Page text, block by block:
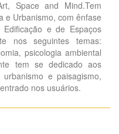
Space and Mind.Tem
e Urbanismo, com ênfase
e de Espaços
nos seguintes temas:
psicologia ambiental
tem se dedicado aos
e paisagismo,
nos usuários.